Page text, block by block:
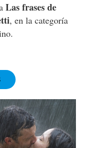
Las frases de
, en la categoría